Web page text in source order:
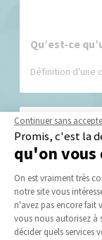
Qu’est-ce
Définition d'une
Glossaire du
comprendre
Le carreleur est
Continuer sans
Promis, c'est la
qu'on vous
Plateforme
On est vraiment très
notre site vous
n'avez pas encore fait
vous nous autorisez à
décider quels services